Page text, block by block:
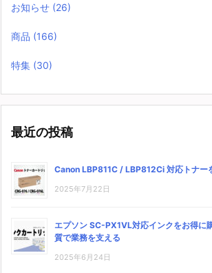
お知らせ (26)
商品 (166)
特集 (30)
最近の投稿
Canon LBP811C / LBP812Ci 対応トナー
2025年7月22日
エプソン SC-PX1VL対応インクをお得に
質で業務を支える
2025年6月24日